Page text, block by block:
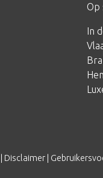
Op
In
Disclaimer